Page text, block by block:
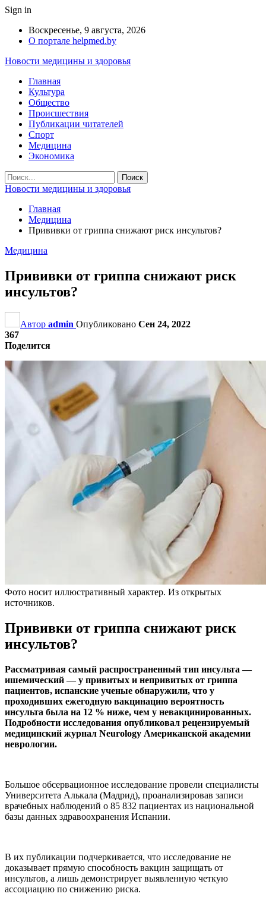
Sign in
Воскресенье, 9 августа, 2026
О портале helpmed.by
Новости медицины и здоровья
Главная
Культура
Общество
Происшествия
Публикации читателей
Спорт
Медицина
Экономика
Новости медицины и здоровья
Главная
Медицина
Прививки от гриппа снижают риск инсультов?
Медицина
Прививки от гриппа снижают риск
инсультов?
Автор admin Опубликовано Сен 24, 2022
367
Поделится
Фото носит иллюстративный характер. Из открытых
источников.
Прививки от гриппа снижают риск
инсультов?
Рассматривая самый распространенный тип инсульта —
ишемический — у привитых и непривитых от гриппа
пациентов, испанские ученые обнаружили, что у
проходивших ежегодную вакцинацию вероятность
инсульта была на 12 % ниже, чем у невакцинированных.
Подробности исследования опубликовал рецензируемый
медицинский журнал Neurology Американской академии
неврологии.
Большое обсервационное исследование провели специалисты
Университета Алькала (Мадрид), проанализировав записи
врачебных наблюдений о 85 832 пациентах из национальной
базы данных здравоохранения Испании.
В их публикации подчеркивается, что исследование не
доказывает прямую способность вакцин защищать от
инсультов, а лишь демонстрирует выявленную четкую
ассоциацию по снижению риска.